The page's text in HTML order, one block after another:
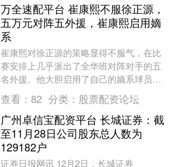
万全速配平台 崔康熙不服徐正源，
五万元对阵五外援，崔康熙启用嫡
系
崔康熙对徐正源的策略显得不服气，在比
赛安排上几乎派出了全华班对阵对手的五
名外援。他大胆启用了自己的嫡系球员，
而将刘世博弃用，让王彤轮休，全场的目
光几乎集中在门将....
查看： 82 分类： 股票配资论坛
广州卓信宝配资平台 长城证券：截
至11月28日公司股东总人数为
129182户
证券日报网讯 12月2日，长城证券